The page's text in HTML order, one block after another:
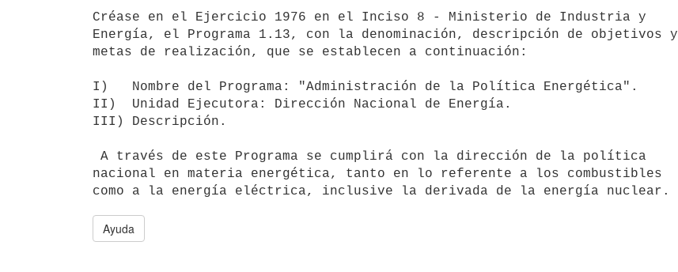
Créase en el Ejercicio 1976 en el Inciso 8 - Ministerio de Industria y
Energía, el Programa 1.13, con la denominación, descripción de objetivos y
metas de realización, que se establecen a continuación:
I)   Nombre del Programa: "Administración de la Política Energética".
II)  Unidad Ejecutora: Dirección Nacional de Energía.
III) Descripción.
nacional en materia energética, tanto en lo referente a los combustibles
Ayuda